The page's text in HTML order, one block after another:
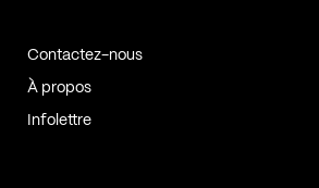
Contactez-nous
À propos
Infolettre